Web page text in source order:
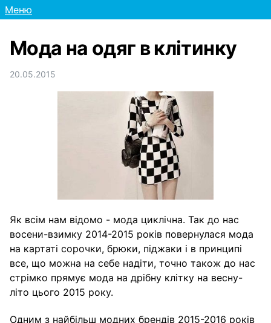
Меню
Мода на одяг в клітинку
20.05.2015
Як всім нам відомо - мода циклічна. Так до нас
восени-взимку 2014-2015 років повернулася мода
на картаті сорочки, брюки, піджаки і в принципі
все, що можна на себе надіти, точно також до нас
стрімко прямує мода на дрібну клітку на весну-
літо цього 2015 року.
Одним з найбільш модних брендів 2015-2016 років